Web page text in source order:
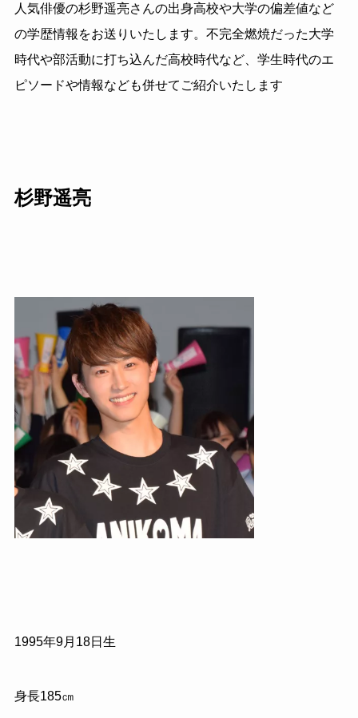
人気俳優の杉野遥亮さんの出身高校や大学の偏差値など
の学歴情報をお送りいたします。不完全燃焼だった大学
時代や部活動に打ち込んだ高校時代など、学生時代のエ
ピソードや情報なども併せてご紹介いたします
杉野遥亮
1995年9月 18日生
身長185㎝